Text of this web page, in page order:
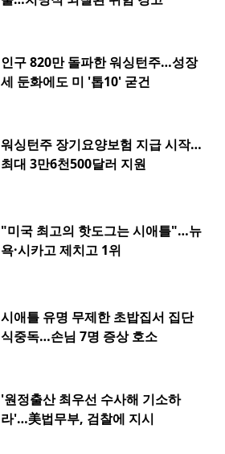
인구 820만 돌파한 워싱턴주…성장
세 둔화에도 미 '톱10' 굳건
워싱턴주 장기요양보험 지급 시작…
최대 3만6천500달러 지원
"미국 최고의 핫도그는 시애틀"…뉴
욕·시카고 제치고 1위
시애틀 유명 무제한 초밥집서 집단
식중독…손님 7명 증상 호소
'원정출산 최우선 수사해 기소하
라'…美법무부, 검찰에 지시